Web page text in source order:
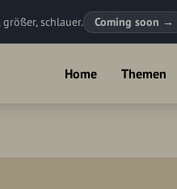
schlauer. Coming soon →
Home Themen